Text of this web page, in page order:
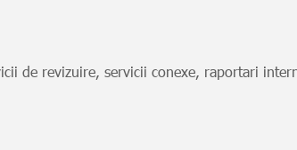
de revizuire, servicii conexe, raportari